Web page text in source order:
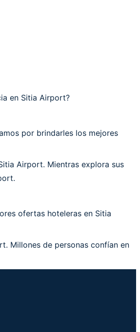
en Sitia Airport?
por brindarles los mejores
Airport. Mientras explora sus
ofertas hoteleras en Sitia
Millones de personas confían en